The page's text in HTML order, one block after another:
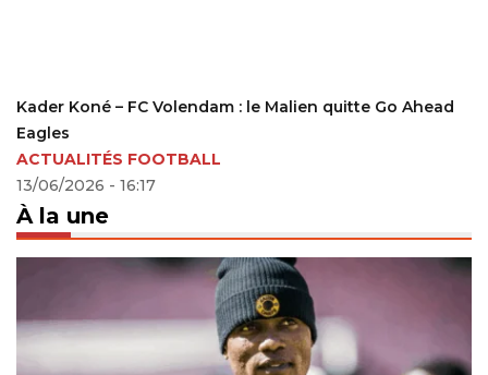
Kader Koné – FC Volendam : le Malien quitte Go Ahead
Eagles
ACTUALITÉS FOOTBALL
13/06/2026 - 16:17
À la une